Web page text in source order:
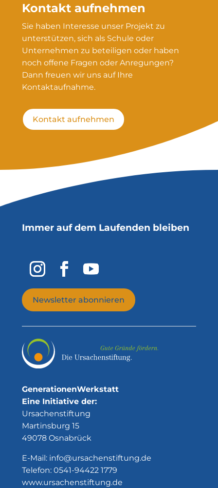
Kontakt aufnehmen
Sie haben Interesse unser Projekt zu
unterstützen, sich als Schule oder
Unternehmen zu beteiligen oder haben
noch offene Fragen oder Anregungen?
Dann freuen wir uns auf Ihre
Kontaktaufnahme.
Kontakt aufnehmen
Immer auf dem Laufenden bleiben
Newsletter abonnieren
GenerationenWerkstatt
Eine Initiative der:
Ursachenstiftung
Martinsburg 15
49078 Osnabrück
E-Mail: info@ursachenstiftung.de
Telefon: 0541-94422 1779
www.ursachenstiftung.de